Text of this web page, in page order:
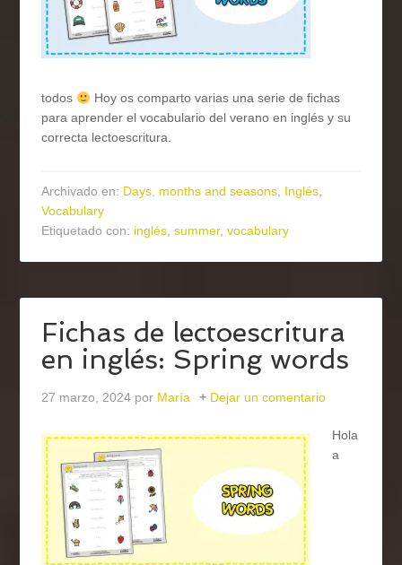
todos
Hoy os comparto varias una serie de fichas
para aprender el vocabulario del verano en inglés y su
correcta lectoescritura.
Archivado en: Days, months and seasons, Inglés,
Vocabulary
Etiquetado con: inglés,summer,vocabulary
Fichas de lectoescritura
en inglés: Spring words
27 marzo, 2024 por María Dejar un comentario
Hola
a